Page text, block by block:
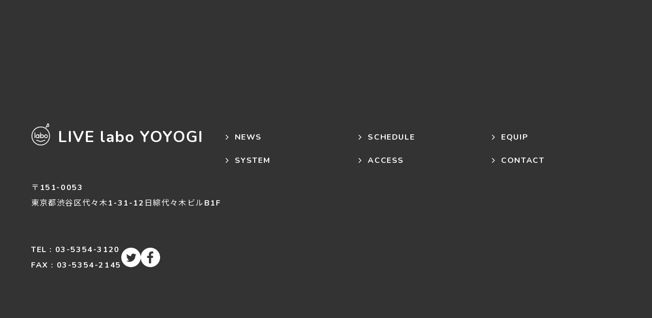
LIVE labo YOYOGI
〒151-0053
東京都渋谷区代々木1-31-12 日綜代々木ビルB1F
TEL : 03-5354-3120
FAX : 03-5354-2145
NEWS SCHEDULE EQUIP
SYSTEM ACCESS CONTACT